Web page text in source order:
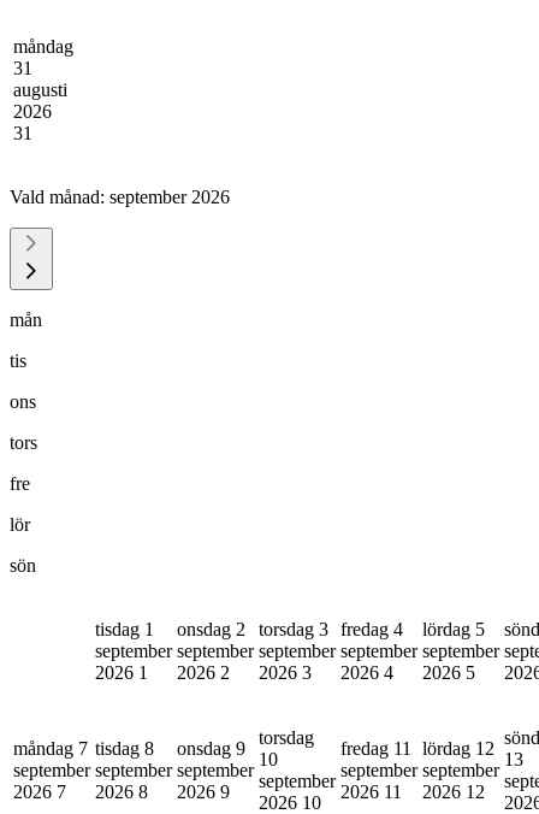
måndag
31
augusti
2026
31
Vald månad: september 2026
mån
tis
ons
tors
fre
lör
sön
tisdag 1
september
2026 1
onsdag 2
september
2026 2
torsdag 3
september
2026 3
fredag 4
september
2026 4
lördag 5
september
2026 5
måndag 7
september
2026 7
tisdag 8
september
2026 8
onsdag 9
september
2026 9
torsdag
10
september
2026 10
fredag 11
september
2026 11
lördag 12
september
2026 12
13